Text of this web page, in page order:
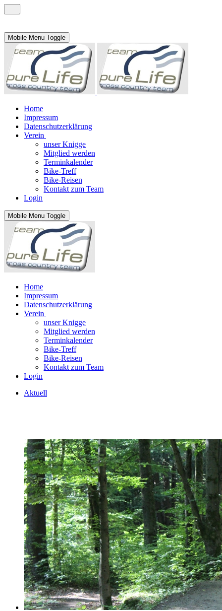
Mobile Menu Toggle
Home
Impressum
Datenschutzerklärung
Verein
unser Knigge
Mitglied werden
Terminkalender
Bike-Treff
Bike-Reisen
Kontakt zum Team
Login
Mobile Menu Toggle
Home
Impressum
Datenschutzerklärung
Verein
unser Knigge
Mitglied werden
Terminkalender
Bike-Treff
Bike-Reisen
Kontakt zum Team
Login
Aktuell